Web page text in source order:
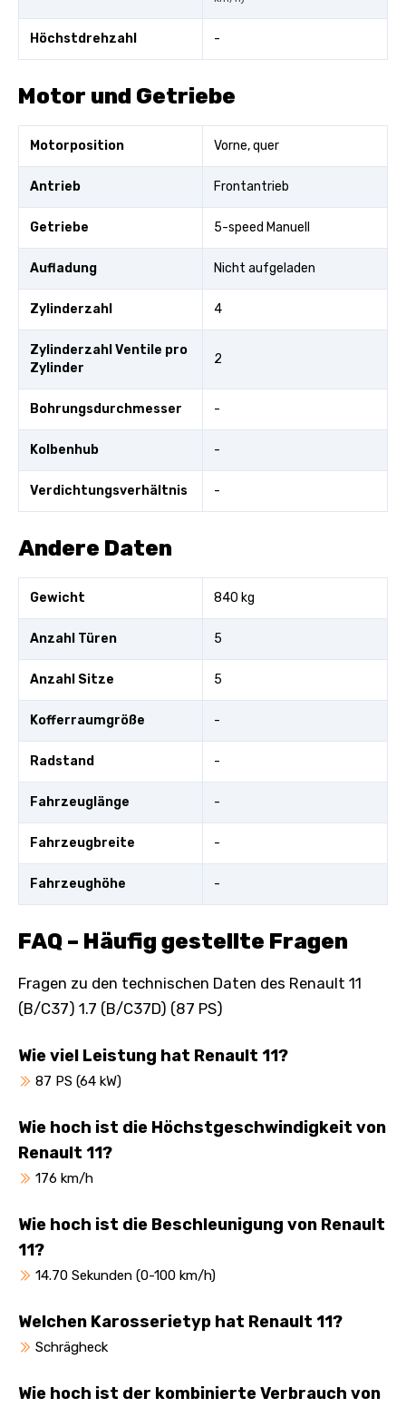
Höchstdrehzahl -
Motor und Getriebe
Motorposition Vorne, quer
Antrieb Frontantrieb
Getriebe 5-speed Manuell
Aufladung Nicht aufgeladen
Zylinderzahl 4
Zylinderzahl Ventile pro
Zylinder
2
Bohrungsdurchmesser -
Kolbenhub -
Verdichtungsverhältnis -
Andere Daten
Gewicht 840 kg
Anzahl Türen 5
Anzahl Sitze 5
Kofferraumgröße -
Radstand -
Fahrzeuglänge -
Fahrzeugbreite -
Fahrzeughöhe -
FAQ – Häufig gestellte Fragen
Fragen zu den technischen Daten des Renault 11
(B/C37) 1.7 (B/C37D) (87 PS)
Wie viel Leistung hat Renault 11?
87 PS (64 kW)
Wie hoch ist die Höchstgeschwindigkeit von
Renault 11?
176 km/h
Wie hoch ist die Beschleunigung von Renault
11?
14.70 Sekunden (0-100 km/h)
Welchen Karosserietyp hat Renault 11?
Schrägheck
Wie hoch ist der kombinierte Verbrauch von